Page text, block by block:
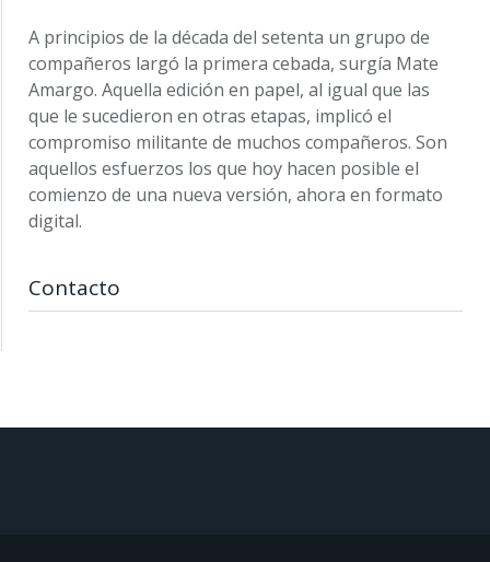
A principios de la década del setenta un grupo de
compañeros largó la primera cebada, surgía Mate
Amargo. Aquella edición en papel, al igual que las
que le sucedieron en otras etapas, implicó el
compromiso militante de muchos compañeros. Son
aquellos esfuerzos los que hoy hacen posible el
comienzo de una nueva versión, ahora en formato
digital.
Contacto